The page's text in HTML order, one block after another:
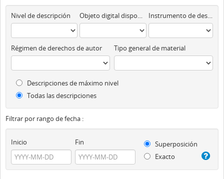
Nivel de descripción Objeto digital disponibles Instrumento de descripción
Régimen de derechos de autor Tipo general de material
Descripciones de máximo nivel
Todas las descripciones
Filtrar por rango de fecha :
Inicio Fin
Superposición
Exacto